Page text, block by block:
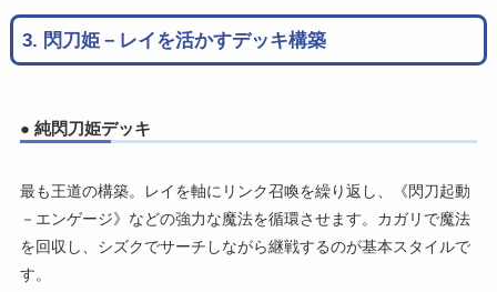
3. 閃刀姫－レイを活かすデッキ構築
● 純閃刀姫デッキ
最も王道の構築。レイを軸にリンク召喚を繰り返し、《閃刀起動
－エンゲージ》などの強力な魔法を循環させます。カガリで魔法
を回収し、シズクでサーチしながら継戦するのが基本スタイルで
す。